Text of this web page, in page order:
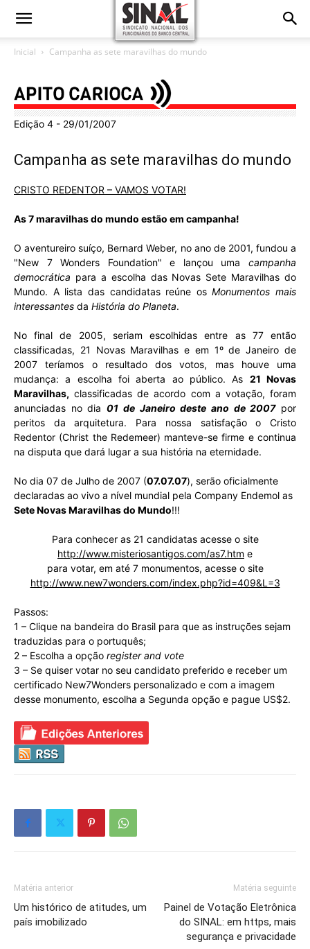
Inicial Campanha as sete maravilhas do mundo
Edição 4 - 29/01/2007
Campanha as sete maravilhas do mundo
CRISTO REDENTOR – VAMOS VOTAR!
As 7 maravilhas do mundo estão em campanha!
O aventureiro suíço, Bernard Weber, no ano de 2001, fundou a
"New 7 Wonders Foundation" e lançou uma campanha
democrática para a escolha das Novas Sete Maravilhas do
Mundo. A lista das candidatas reúne osMonumentos mais
interessantes da História do Planeta.
No final de 2005, seriam escolhidas entre as 77 então
classificadas, 21 Novas Maravilhas e em 1º de Janeiro de
2007 teríamos o resultado dos votos, mas houve uma
mudança: a escolha foi aberta ao público. As 21 Novas
Maravilhas, classificadas de acordo com a votação, foram
anunciadas no dia01 de Janeiro deste ano de 2007por
peritos da arquitetura. Para nossa satisfação o Cristo
Redentor (Christ the Redemeer) manteve-se firme e continua
na disputa que dará lugar a sua história na eternidade.
No dia 07 de Julho de 2007 (07.07.07), serão oficialmente
declaradas ao vivo a nível mundial pela Company Endemol as
Sete Novas Maravilhas do Mundo!!!
Para conhecer as 21 candidatas acesse o site
http://www.misteriosantigos.com/as7.htm e
para votar, em até 7 monumentos, acesse o site
http://www.new7wonders.com/index.php?id=409&L=3
Passos:
1 – Clique na bandeira do Brasil para que as instruções sejam
traduzidas para o portuquês;
2 – Escolha a opção register and vote
3 – Se quiser votar no seu candidato preferido e receber um
certificado New7Wonders personalizado e com a imagem
desse monumento, escolha a Segunda opção e pague US$2.
Matéria anterior
Um histórico de atitudes, um
país imobilizado
Matéria seguinte
Painel de Votação Eletrônica
do SINAL: em https, mais
segurança e privacidade